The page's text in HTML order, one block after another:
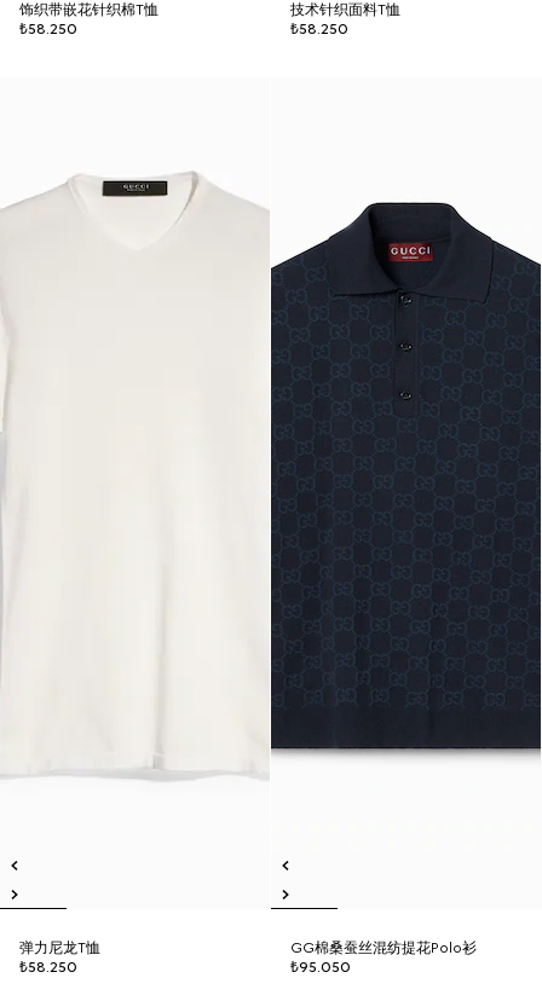
饰织带嵌花针织棉T恤
₺58.250
技术针织面料T恤
₺58.250
弹力尼龙T恤
₺58.250
GG棉桑蚕丝混纺提花Polo衫
₺95.050